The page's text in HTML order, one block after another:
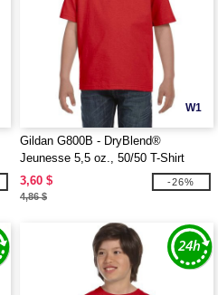
W1
Gildan G800B - DryBlend®
Jeunesse 5,5 oz., 50/50 T-Shirt
3,60 $
4,86 $
-26%